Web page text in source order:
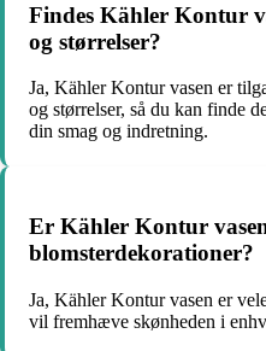
Findes Kähler Kontur
og størrelser?
Ja, Kähler Kontur vasen er
og størrelser, så du kan finde
din smag og indretning.
Er Kähler Kontur
blomsterdekorationer?
Ja, Kähler Kontur vasen er
vil fremhæve skønheden i